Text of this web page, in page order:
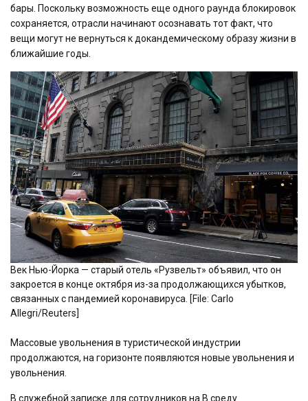
бары. Поскольку возможность еще одного раунда блокировок
сохраняется, отрасли начинают осознавать тот факт, что
вещи могут не вернуться к докандемическому образу жизни в
ближайшие годы.
Век Нью-Йорка — старый отель «Рузвельт» объявил, что он
закроется в конце октября из-за продолжающихся убытков,
связанных с пандемией коронавируса. [File: Carlo
Allegri/Reuters]
Массовые увольнения в туристической индустрии
продолжаются, на горизонте появляются новые увольнения и
увольнения.
В служебной записке для сотрудников на В среду